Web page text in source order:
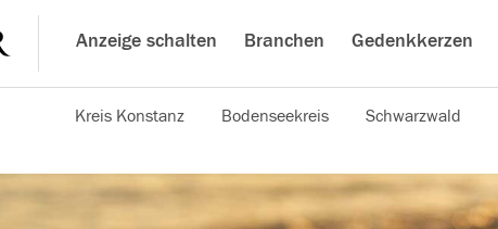
Anzeige schalten Branchen Gedenkkerzen
Kreis Konstanz Bodenseekreis Schwarzwald